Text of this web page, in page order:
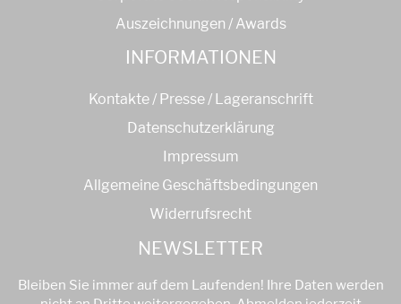
Auszeichnungen / Awards
INFORMATIONEN
Kontakte / Presse / Lageranschrift
Datenschutzerklärung
Impressum
Allgemeine Geschäftsbedingungen
Widerrufsrecht
NEWSLETTER
Bleiben Sie immer auf dem Laufenden! Ihre Daten werden